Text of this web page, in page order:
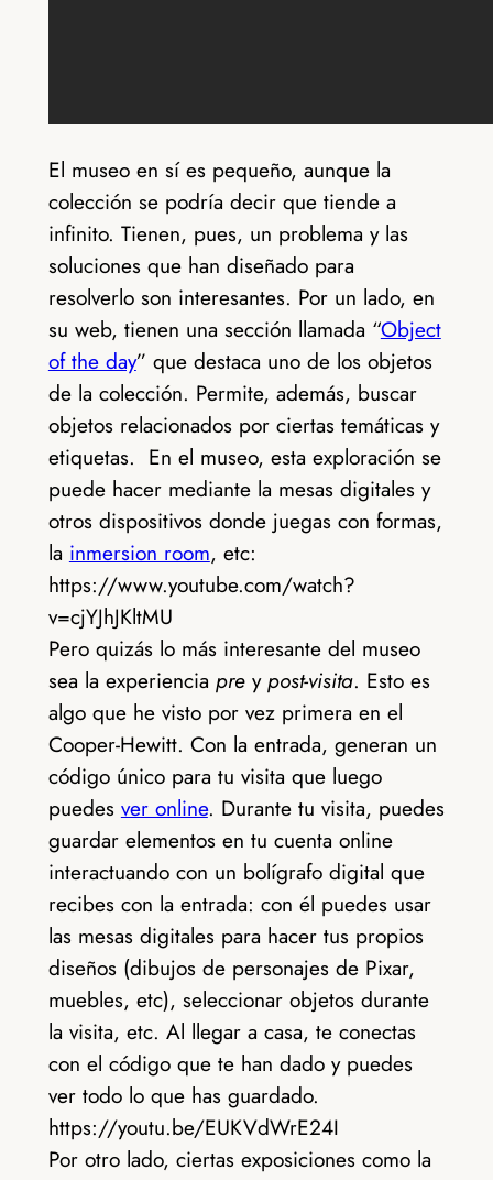
El museo en sí es pequeño, aunque la
colección se podría decir que tiende a
infinito. Tienen, pues, un problema y las
soluciones que han diseñado para
resolverlo son interesantes. Por un lado, en
su web, tienen una sección llamada “Object
of the day” que destaca uno de los objetos
de la colección. Permite, además, buscar
objetos relacionados por ciertas temáticas y
etiquetas. En el museo, esta exploración se
puede hacer mediante la mesas digitales y
otros dispositivos donde juegas con formas,
la inmersion room, etc:
https://www.youtube.com/watch?
v=cjYJhJKltMU
Pero quizás lo más interesante del museo
sea la experiencia preypost-visita. Esto es
algo que he visto por vez primera en el
Cooper-Hewitt. Con la entrada, generan un
código único para tu visita que luego
puedes ver online. Durante tu visita, puedes
guardar elementos en tu cuenta online
interactuando con un bolígrafo digital que
recibes con la entrada: con él puedes usar
las mesas digitales para hacer tus propios
diseños (dibujos de personajes de Pixar,
muebles, etc), seleccionar objetos durante
la visita, etc. Al llegar a casa, te conectas
con el código que te han dado y puedes
ver todo lo que has guardado.
https://youtu.be/EUKVdWrE24I
Por otro lado, ciertas exposiciones como la